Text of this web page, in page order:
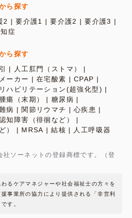
ら探す
2 要介護1 要介護2
要介護3
症
ら探す
人工肛門（ストマ）
ーカー 在宅酸素
CPAP
リハビリテーション(超強化型)
瘍（末期）
糖尿病
病 関節リウマチ
心疾患
知障害（徘徊など）
）
MRSA 結核 人工呼吸器
社ソーネットの登録商標です。（登
るケアマネジャーや社会福祉士の方々を
事業所の協力により提供される「非営利
す。